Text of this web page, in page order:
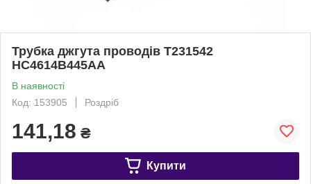
Трубка джгута проводів T231542
HC4614B445AA
В наявності
Код: 153905
Роздріб
141,18 ₴
Купити